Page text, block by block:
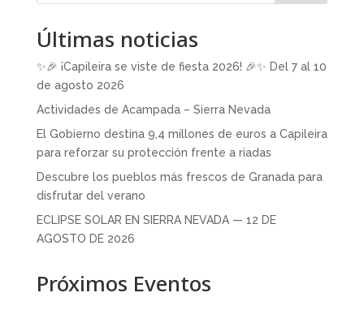
Últimas noticias
✨🎉 ¡Capileira se viste de fiesta 2026! 🎉✨ Del 7 al 10
de agosto 2026
Actividades de Acampada – Sierra Nevada
El Gobierno destina 9,4 millones de euros a Capileira
para reforzar su protección frente a riadas
Descubre los pueblos más frescos de Granada para
disfrutar del verano
ECLIPSE SOLAR EN SIERRA NEVADA — 12 DE
AGOSTO DE 2026
Próximos Eventos